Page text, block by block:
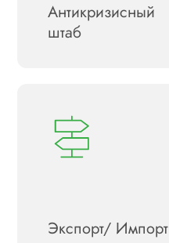
Антикризисный
штаб
Экспорт/ Импорт